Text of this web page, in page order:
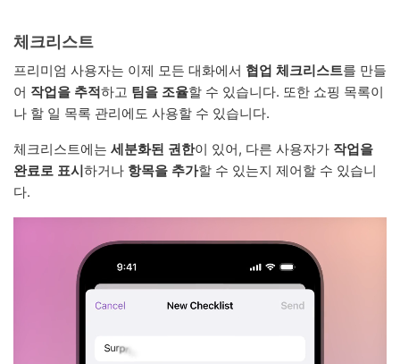
체크리스트
프리미엄 사용자는 이제 모든 대화에서 협업 체크리스트를 만들
어 작업을 추적하고 팀을 조율할 수 있습니다. 또한 쇼핑 목록이
나 할 일 목록 관리에도 사용할 수 있습니다.
체크리스트에는 세분화된 권한이 있어, 다른 사용자가 작업을
완료로 표시하거나 항목을 추가할 수 있는지 제어할 수 있습니
다.